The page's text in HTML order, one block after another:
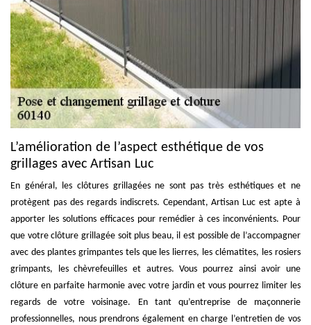
L’amélioration de l’aspect esthétique de vos
grillages avec Artisan Luc
En général, les clôtures grillagées ne sont pas très esthétiques et ne
protègent pas des regards indiscrets. Cependant, Artisan Luc est apte à
apporter les solutions efficaces pour remédier à ces inconvénients. Pour
que votre clôture grillagée soit plus beau, il est possible de l’accompagner
avec des plantes grimpantes tels que les lierres, les clématites, les rosiers
grimpants, les chèvrefeuilles et autres. Vous pourrez ainsi avoir une
clôture en parfaite harmonie avec votre jardin et vous pourrez limiter les
regards de votre voisinage. En tant qu’entreprise de maçonnerie
professionnelles, nous prendrons également en charge l’entretien de vos